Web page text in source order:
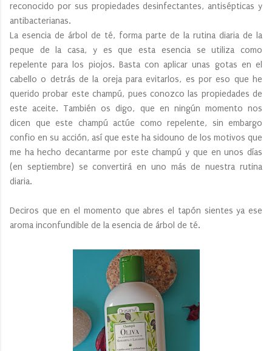
reconocido por sus propiedades desinfectantes, antisépticas y
antibacterianas.
La esencia de árbol de té, forma parte de la rutina diaria de la
peque de la casa, y es que esta esencia se utiliza como
repelente para los piojos. Basta con aplicar unas gotas en el
cabello o detrás de la oreja para evitarlos, es por eso que he
querido probar este champú, pues conozco las propiedades de
este aceite. También os digo, que en ningún momento nos
dicen que este champú actúe como repelente, sin embargo
confio en su acción, así que este ha sidouno de los motivos que
me ha hecho decantarme por este champú y que en unos días
(en septiembre) se convertirá en uno más de nuestra rutina
diaria.
Deciros que en el momento que abres el tapón sientes ya ese
aroma inconfundible de la esencia de árbol de té.